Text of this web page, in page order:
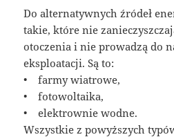
Do alternatywnych źródeł
takie, które nie
otoczenia i nie prowadzą do
eksploatacji. Są to:
• farmy wiatrowe,
• fotowoltaika,
• elektrownie wodne.
Wszystkie z powyższych